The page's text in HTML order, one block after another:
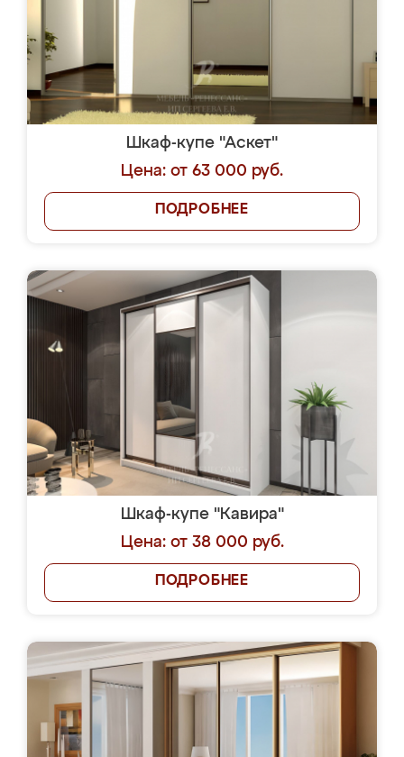
Шкаф-купе "Аскет"
Цена: от 63 000 руб.
ПОДРОБНЕЕ
Шкаф-купе "Кавира"
Цена: от 38 000 руб.
ПОДРОБНЕЕ